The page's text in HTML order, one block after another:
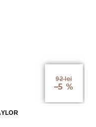
92 lei
–5 %